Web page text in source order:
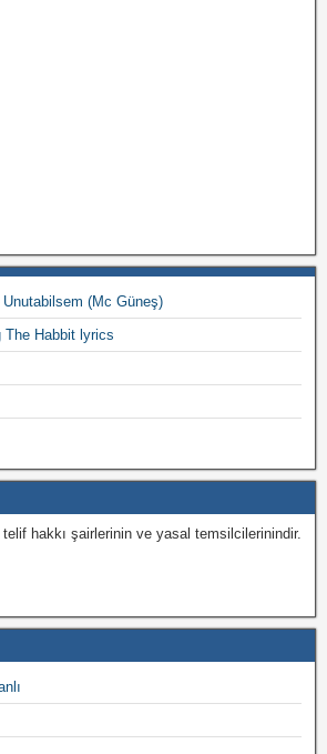
(Mc Güneş)
The Habbit lyrics
hakkı şairlerinin ve yasal temsilcilerinindir.